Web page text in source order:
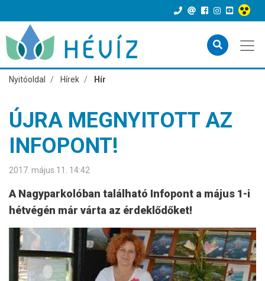
Nyitóoldal Hírek Hír
ÚJRA MEGNYITOTT AZ
INFOPONT!
2017. május 11. 14:42
A Nagyparkolóban található Infopont a május 1-i
hétvégén már várta az érdeklődőket!